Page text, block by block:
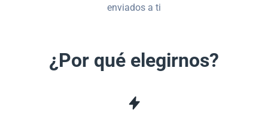
enviados a ti
¿Por qué elegirnos?